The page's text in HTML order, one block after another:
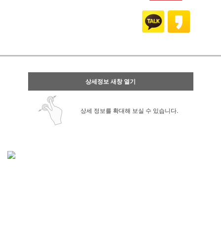
상세정보 새창 열기
상세 정보를 확대해 보실 수 있습니다.